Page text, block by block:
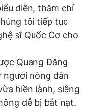
diễn, thậm chí
tôi tiếp tục
sĩ Quốc Cơ cho
Quang Đăng
người nông dân
hiền lành, siêng
dễ bị bắt nạt.